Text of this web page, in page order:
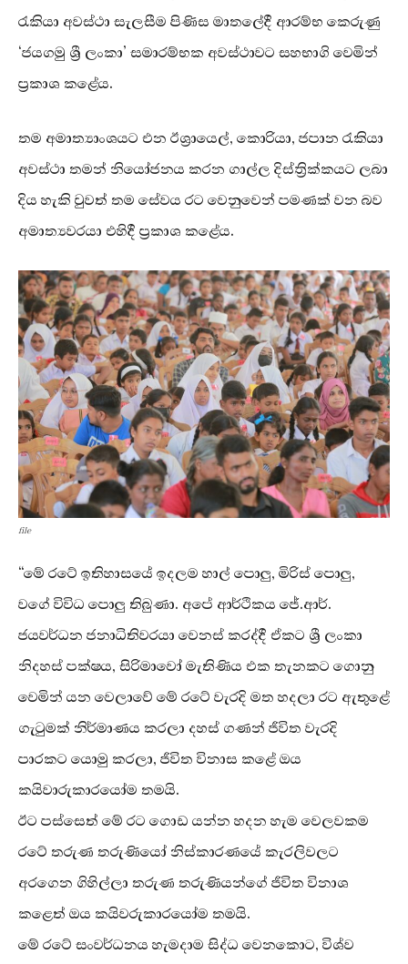
රැකියා අවස්ථා සැලසීම පිණිස මාතලේදී ආරම්භ කෙරුණු
‘ජයගමු ශ්‍රී ලංකා’ සමාරම්භක අවස්ථාවට සහභාගි වෙමින්
ප්‍රකාශ කළේය.
තම අමාත්‍යාංශයට එන ඊශ්‍රායෙල්, කොරියා, ජපාන රැකියා
අවස්ථා තමන් නියෝජනය කරන ගාල්ල දිස්ත්‍රික්කයට ලබා
දිය හැකි වුවත් තම සේවය රට වෙනුවෙන් පමණක් වන බව
අමාත්‍යවරයා එහිදී ප්‍රකාශ කළේය.
file
“මේ රටේ ඉතිහාසයේ ඉදලම හාල් පොලු, මිරිස් පොලු,
වගේ විවිධ පොලු තිබුණා. අපේ ආර්ථිකය ජේ.ආර්.
ජයවර්ධන ජනාධිතිවරයා වෙනස් කරද්දී ඒකට ශ්‍රී ලංකා
නිදහස් පක්ෂය, සිරිමාවෝ මැතිණිය එක තැනකට ගොනු
වෙමින් යන වෙලාවේ මේ රටේ වැරදි මත හදලා රට ඇතුළේ
ගැටුමක් නිර්මාණය කරලා දහස් ගණන් ජීවිත වැරදි
පාරකට යොමු කරලා, ජීවිත විනාස කළේ ඔය
කයිවාරුකාරයෝම තමයි.
ඊට පස්සෙත් මේ රට ගොඩ යන්න හදන හැම වෙලවකම
රටේ තරුණ තරුණියෝ නිස්කාරණයේ කැරලිවලට
අරගෙන ගිහිල්ලා තරුණ තරුණියන්ගේ ජීවිත විනාශ
කළෙත් ඔය කයිවරුකාරයෝම තමයි.
මේ රටේ සංවර්ධනය හැමදාම සිද්ධ වෙනකොට, විශ්ව